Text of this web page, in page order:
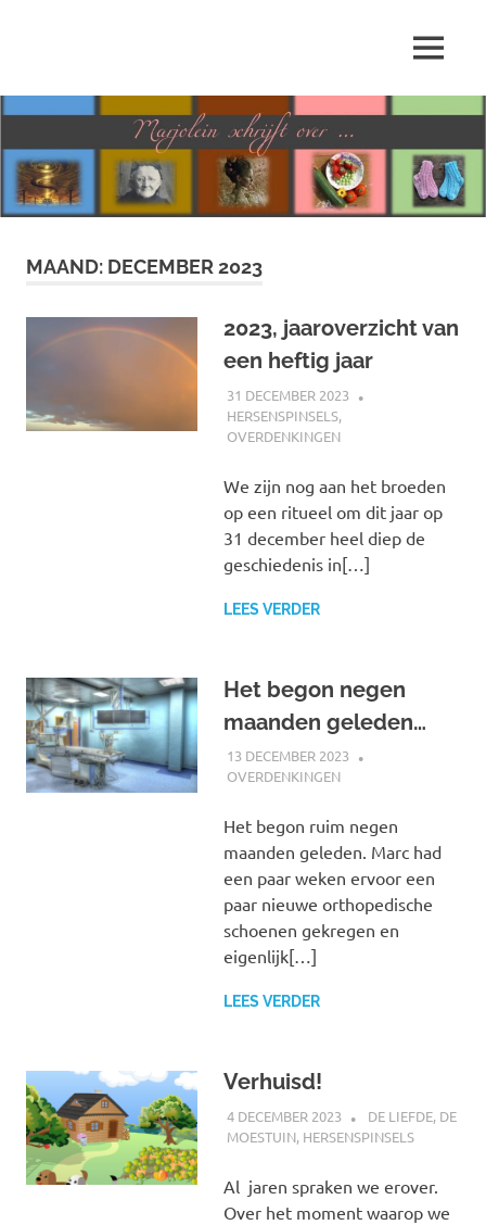
inhoud
schrijft
over
…
MENU
MAAND: DECEMBER 2023
2023, jaaroverzicht van
een heftig jaar
31 DECEMBER 2023
HERSENSPINSELS,
OVERDENKINGEN
We zijn nog aan het broeden
op een ritueel om dit jaar op
31 december heel diep de
geschiedenis in[…]
LEES VERDER
Het begon negen
maanden geleden…
13 DECEMBER 2023
OVERDENKINGEN
Het begon ruim negen
maanden geleden. Marc had
een paar weken ervoor een
paar nieuwe orthopedische
schoenen gekregen en
eigenlijk[…]
LEES VERDER
Verhuisd!
4 DECEMBER 2023 MARJOLEIN
DE LIEFDE, DE
MOESTUIN, HERSENSPINSELS
Al jaren spraken we erover.
Over het moment waarop we